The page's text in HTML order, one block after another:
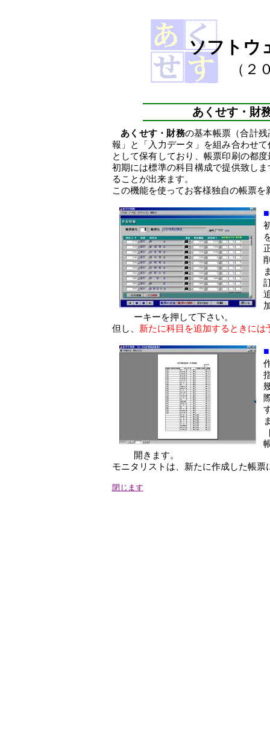
ソフトウ
（２
あくせす・財
あくせす・財務の基本帳票（合計
報」と「入力データ」を組み合わせ
として保有しており、帳票印刷の都
初期には標準の科目構成で提供致し
ることが出来ます。
この機能を使ってお客様独自の帳票
■
ーキーを押して下さい。
但し、 新たに科目を追加するときに
開きます。
モニタリストは、新たに作成した帳
閉じます